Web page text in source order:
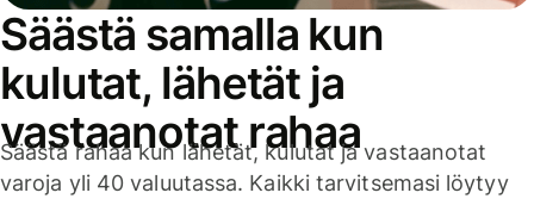
Säästä samalla kun
kulutat, lähetät ja
vastaanotat rahaa
Säästä rahaa kun lähetät, kulutat ja vastaanotat
varoja yli 40 valuutassa. Kaikki tarvitsemasi löytyy